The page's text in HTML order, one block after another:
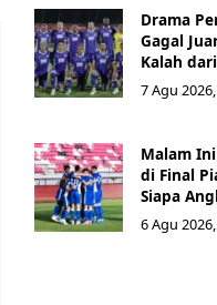
Drama
Gagal
Kalah
7 Agu
Malam
di Final
Siapa
6 Agu